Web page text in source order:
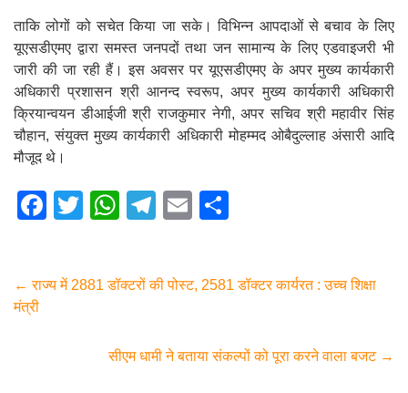
ताकि लोगों को सचेत किया जा सके। विभिन्न आपदाओं से बचाव के लिए
यूएसडीएमए द्वारा समस्त जनपदों तथा जन सामान्य के लिए एडवाइजरी भी
जारी की जा रही हैं। इस अवसर पर यूएसडीएमए के अपर मुख्य कार्यकारी
अधिकारी प्रशासन श्री आनन्द स्वरूप, अपर मुख्य कार्यकारी अधिकारी
क्रियान्वयन डीआईजी श्री राजकुमार नेगी, अपर सचिव श्री महावीर सिंह
चौहान, संयुक्त मुख्य कार्यकारी अधिकारी मोहम्मद ओबैदुल्लाह अंसारी आदि
मौजूद थे।
F
e
T
er
W
s
p
T
gr
m
E
e
← राज्य में 2881 डॉक्टरों की पोस्ट, 2581 डॉक्टर कार्यरत : उच्च शिक्षा
मंत्री
सीएम धामी ने बताया संकल्पों को पूरा करने वाला बजट →